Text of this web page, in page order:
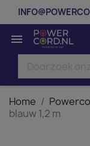

Home
blauw 1,2 m